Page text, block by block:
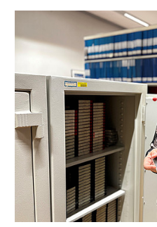
Sie diesen
Link.
Inhalt
(Zugriffstaste
1)
Zur
Positionsanzeige
(Zugriffstaste
Zur
Hauptnavigation